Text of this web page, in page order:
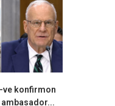
ve konfirmon
ambasador...